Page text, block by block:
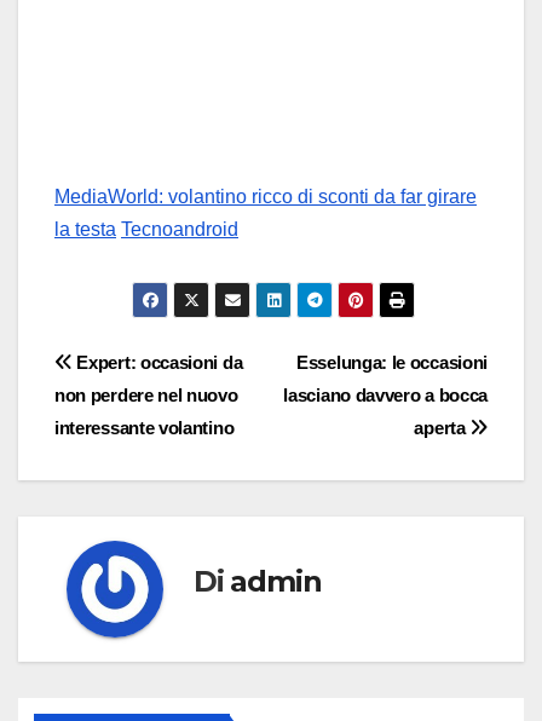
MediaWorld: volantino ricco di sconti da far girare
la testa Tecnoandroid
Navigazione
articoli
Esselunga: le occasioni
lasciano davvero a bocca
aperta
Expert: occasioni da
non perdere nel nuovo
interessante volantino
Di admin